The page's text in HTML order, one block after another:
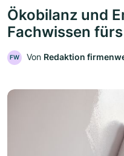
Ökobilanz und
Fachwissen
FW Von Redaktion